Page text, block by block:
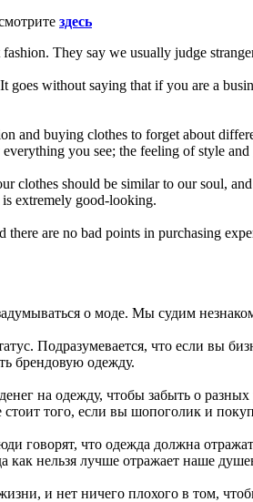
здесь
They say we usually judge
without saying that if you are a
and buying clothes to forget about
you see; the feeling of style and
clothes should be similar to our soul,
extremely good-looking.
are no bad points in purchasing
о моде. Мы судим
Подразумевается, что если вы
брендовую одежду.
на одежду, чтобы забыть о
того, если вы шопоголик и
говорят, что одежда должна
как нельзя лучше отражает наше
и нет ничего плохого в том,